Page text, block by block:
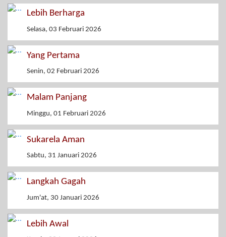
Lebih Berharga
Selasa, 03 Februari 2026
Yang Pertama
Senin, 02 Februari 2026
Malam Panjang
Minggu, 01 Februari 2026
Sukarela Aman
Sabtu, 31 Januari 2026
Langkah Gagah
Jum'at, 30 Januari 2026
Lebih Awal